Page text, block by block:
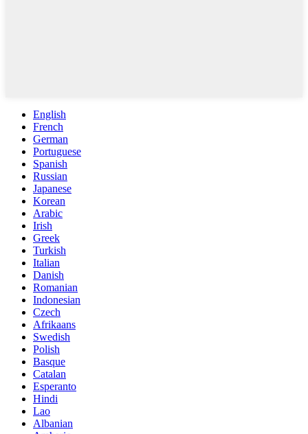
English
French
German
Portuguese
Spanish
Russian
Japanese
Korean
Arabic
Irish
Greek
Turkish
Italian
Danish
Romanian
Indonesian
Czech
Afrikaans
Swedish
Polish
Basque
Catalan
Esperanto
Hindi
Lao
Albanian